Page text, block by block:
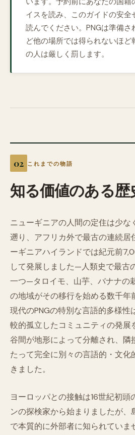
イスを読み、このガイドの安全
読んでください。PNGは準備さ
ど他の場所では得られないほど
の人は厳しく罰します。
これまでの物語
知る価値のある歴
ニューギニアの人間の定住は少な
遡り、アフリカ外で最古の連続居
ーギニアハイランドでは紀元前
して発展しました—人類史で最古
一つ—タロイモ、山芋、バナナの
の地域がその移行を始める数千年
現代のPNGの特別な言語的多様性
較的孤立したコミュニティの発展
谷間が地形によって分離され、隣
たって完全に別々の言語的・文化
きました。
ヨーロッパとの接触は16世紀初頭
ンの探検家から始まりましたが、
で本質的に外部者に知られていま